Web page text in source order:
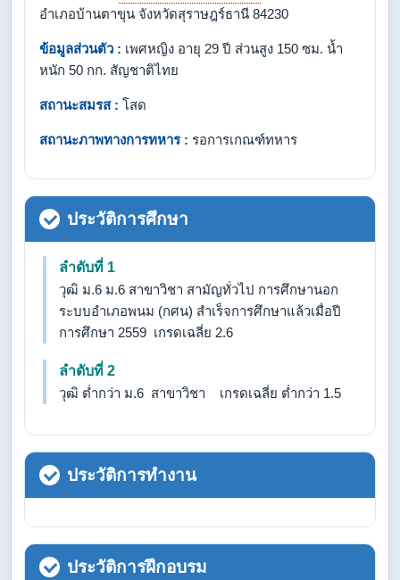
อำเภอบ้านตาขุน จังหวัดสุราษฎร์ธานี 84230
ข้อมูลส่วนตัว : เพศหญิง อายุ 29 ปี ส่วนสูง 150 ซม. น้ำ
หนัก 50 กก. สัญชาติไทย
สถานะสมรส : โสด
สถานะภาพทางการทหาร : รอการเกณฑ์ทหาร
ประวัติการศึกษา
ลำดับที่ 1
วุฒิ ม.6 ม.6 สาขาวิชา สามัญทั่วไป การศึกษานอก
ระบบอำเภอพนม (กศน) สำเร็จการศึกษาแล้วเมื่อปี
การศึกษา 2559 เกรดเฉลี่ย 2.6
ลำดับที่ 2
วุฒิ ต่ำกว่า ม.6 สาขาวิชา เกรดเฉลี่ย ต่ำกว่า 1.5
ประวัติการทำงาน
ประวัติการฝึกอบรม